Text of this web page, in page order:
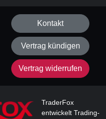
Kontakt
Vertrag kündigen
Vertrag widerrufen
TraderFox
entwickelt Trading-